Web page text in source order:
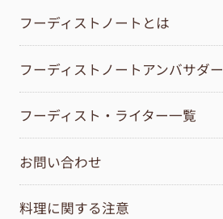
フーディストノートとは
フーディストノートアンバサダー
フーディスト・ライター一覧
お問い合わせ
料理に関する注意